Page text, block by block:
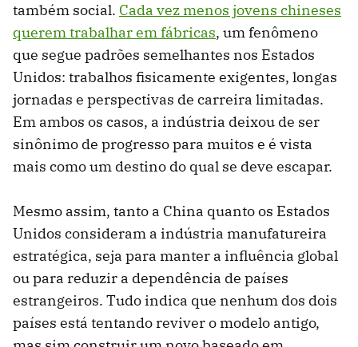
também social. Cada vez menos jovens chineses
querem trabalhar em fábricas, um fenômeno
que segue padrões semelhantes nos Estados
Unidos: trabalhos fisicamente exigentes, longas
jornadas e perspectivas de carreira limitadas.
Em ambos os casos, a indústria deixou de ser
sinônimo de progresso para muitos e é vista
mais como um destino do qual se deve escapar.
Mesmo assim, tanto a China quanto os Estados
Unidos consideram a indústria manufatureira
estratégica, seja para manter a influência global
ou para reduzir a dependência de países
estrangeiros. Tudo indica que nenhum dos dois
países está tentando reviver o modelo antigo,